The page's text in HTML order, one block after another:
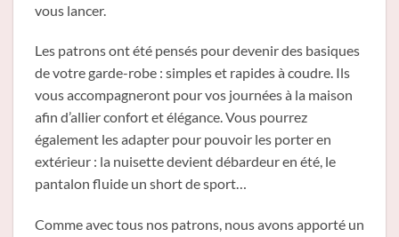
vous lancer.
Les patrons ont été pensés pour devenir des basiques
de votre garde-robe : simples et rapides à coudre. Ils
vous accompagneront pour vos journées à la maison
afin d’allier confort et élégance. Vous pourrez
également les adapter pour pouvoir les porter en
extérieur : la nuisette devient débardeur en été, le
pantalon fluide un short de sport…
Comme avec tous nos patrons, nous avons apporté un